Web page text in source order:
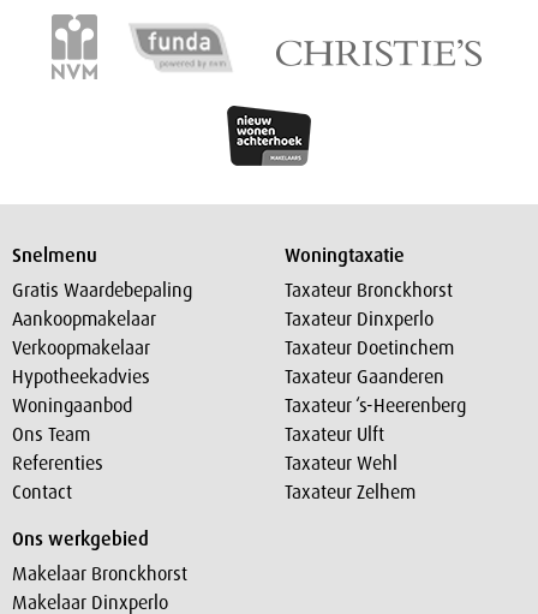
Snelmenu
Gratis Waardebepaling
Aankoopmakelaar
Verkoopmakelaar
Hypotheekadvies
Woningaanbod
Ons Team
Referenties
Contact
Woningtaxatie
Taxateur Bronckhorst
Taxateur Dinxperlo
Taxateur Doetinchem
Taxateur Gaanderen
Taxateur ‘s-Heerenberg
Taxateur Ulft
Taxateur Wehl
Taxateur Zelhem
Ons werkgebied
Makelaar Bronckhorst
Makelaar Dinxperlo